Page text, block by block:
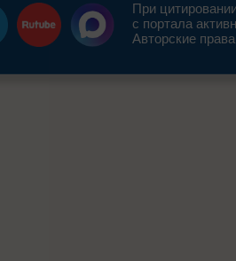
При
с портала
Авторские